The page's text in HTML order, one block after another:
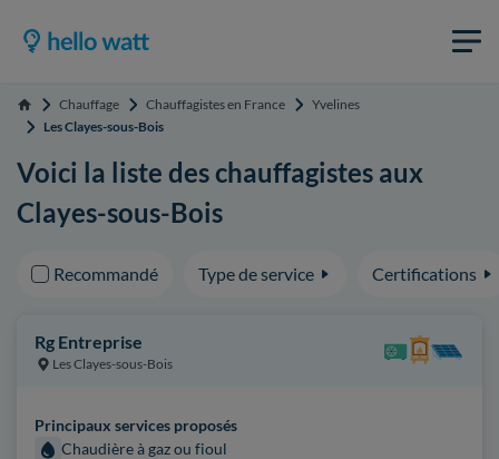
Accueil Chauffage Chauffagistes en France
Yvelines
Les Clayes-sous-Bois
Voici la liste des chauffagistes aux
Clayes-sous-Bois
Recommandé Type de service Certifications
Rg Entreprise
Les Clayes-sous-Bois
Principaux services proposés
Chaudière à gaz ou fioul